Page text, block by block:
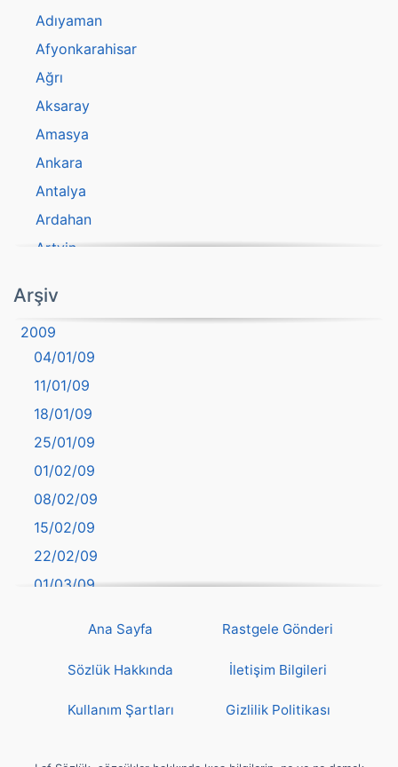
Adıyaman
Afyonkarahisar
Ağrı
Aksaray
Amasya
Ankara
Antalya
Ardahan
Artvin
Aydın
Balıkesir
Bartın
başkentler
Batman
Bayburt
Bilecik
Bingöl
Bitlis
Bolu
Burdur
Çankırı
Çorum
deyim
Arşiv
2009
04/01/09
11/01/09
18/01/09
25/01/09
01/02/09
08/02/09
15/02/09
22/02/09
01/03/09
22/03/09
Ana Sayfa Rastgele Gönderi
Sözlük Hakkında İletişim Bilgileri
Kullanım Şartları Gizlilik Politikası